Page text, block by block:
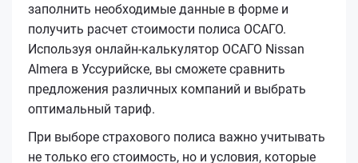
заполнить необходимые данные в форме и
получить расчет стоимости полиса ОСАГО.
Используя онлайн-калькулятор ОСАГО Nissan
Almera в Уссурийске, вы сможете сравнить
предложения различных компаний и выбрать
оптимальный тариф.
При выборе страхового полиса важно учитывать
не только его стоимость, но и условия, которые